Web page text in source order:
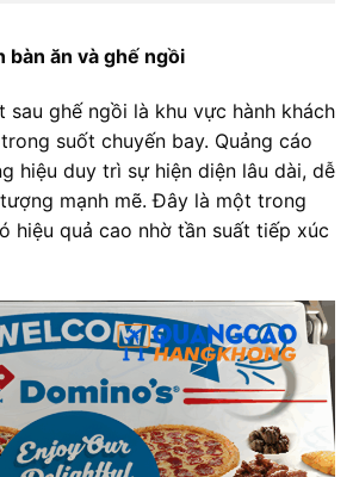
bàn ăn và ghế ngồi
sau ghế ngồi là khu vực hành khách
suốt chuyến bay. Quảng cáo
hiệu duy trì sự hiện diện lâu dài, dễ
mạnh mẽ. Đây là một trong
hiệu quả cao nhờ tần suất tiếp xúc